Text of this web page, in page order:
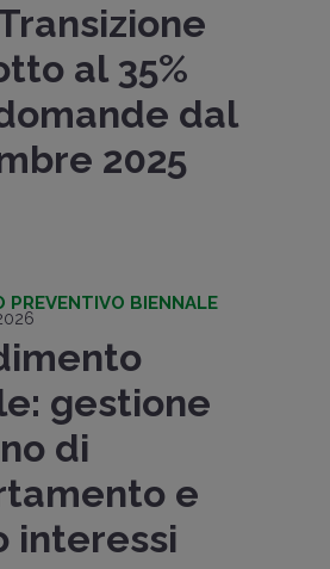
al 35%
dal
2025
PREVENTIVO BIENNALE
gestione
di
e
interessi